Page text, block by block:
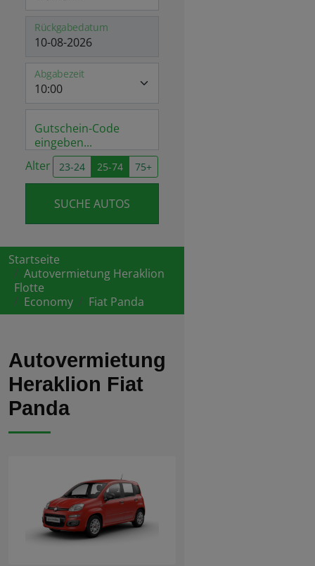
Rückgabedatum
Abgabezeit
Gutschein-Code
eingeben...
Alter
23-24 25-74 75+
SUCHE AUTOS
Startseite
Autovermietung Heraklion
Flotte
Economy
Fiat Panda
Autovermietung
Heraklion Fiat
Panda